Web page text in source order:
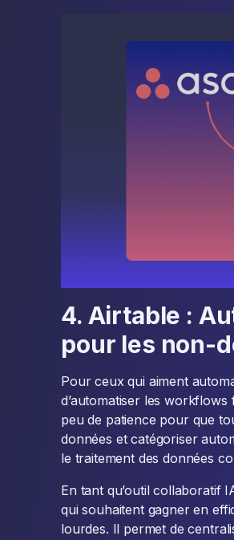
4. Airtable :
pour les non-
Pour ceux qui aiment
d’automatiser les workflows
peu de patience pour que
données et catégoriser
le traitement des données
En tant qu’outil collaboratif
qui souhaitent gagner en
lourdes. Il permet de